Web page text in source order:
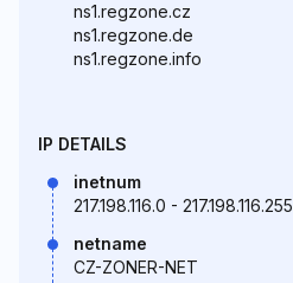
ns1.regzone.cz
ns1.regzone.de
ns1.regzone.info
IP DETAILS
inetnum
217.198.116.0 - 217.198.116.255
netname
CZ-ZONER-NET